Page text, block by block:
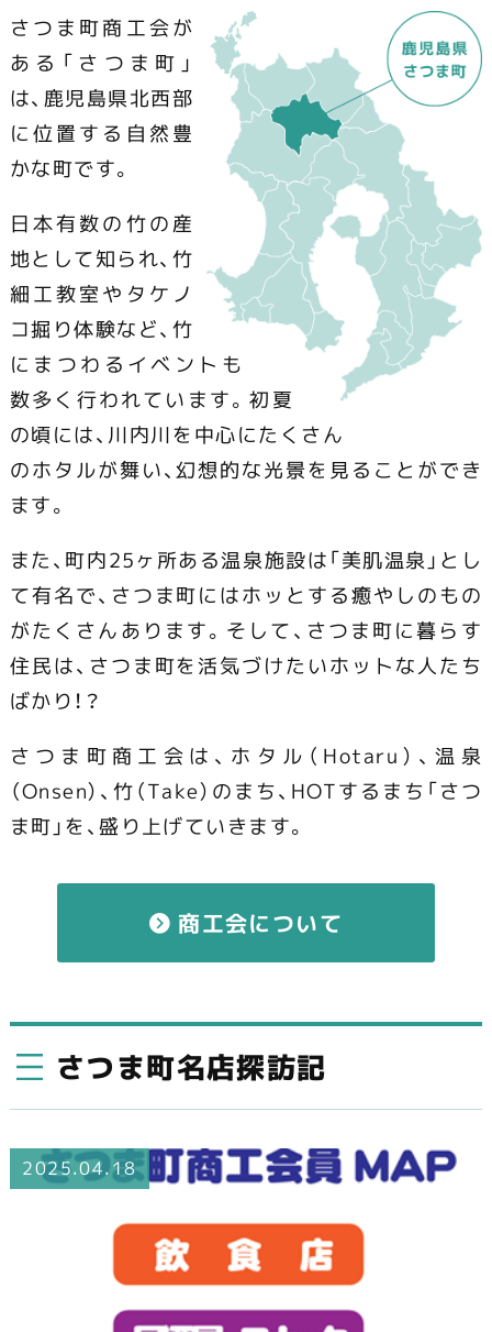
さつま町商工会が
ある「さつま町」
は、鹿児島県北西部
に位置する自然豊
かな町です。
日本有数の竹の産
地として知られ、竹
細工教室やタケノ
コ掘り体験など、竹
にまつわるイベントも
数多く行われています。初夏
の頃には、川内川を中心にたくさん
のホタルが舞い、幻想的な光景を見ることができ
ます。
また、町内25ヶ所ある温泉施設は「美肌温泉」とし
て有名で、さつま町にはホッとする癒やしのもの
がたくさんあります。そして、さつま町に暮らす
住民は、さつま町を活気づけたいホットな人たち
ばかり！？
さつま町商工会は、ホタル（Hotaru）、温泉
（Onsen）、竹（Take）のまち、HOTするまち「さつ
ま町」を、盛り上げていきます。
商工会について
さつま町名店探訪記
2025.04.18